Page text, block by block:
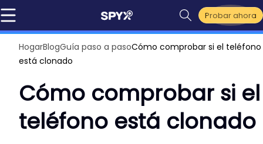
Probar ahora
HogarBlogGuía paso a pasoCómo comprobar si el teléfono
está clonado
Cómo comprobar si el
teléfono está clonado